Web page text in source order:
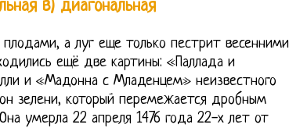
в) диагональная
а луг еще только пестрит весенними
ещё две картины: «Паллада и
и «Мадонна с Младенцем» неизвестного
зелени, который перемежается дробным
умерла 22 апреля 1476 года 22-х лет от